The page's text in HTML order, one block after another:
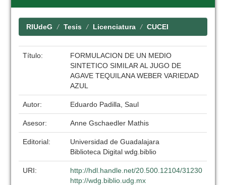
RIUdeG Tesis Licenciatura CUCEI
Título:
FORMULACION DE UN MEDIO
SINTETICO SIMILAR AL JUGO DE
AGAVE TEQUILANA WEBER VARIEDAD
AZUL
Autor: Eduardo Padilla, Saul
Asesor: Anne Gschaedler Mathis
Editorial:
Universidad de Guadalajara
Biblioteca Digital wdg.biblio
URI:
http://hdl.handle.net/20.500.12104/31230
http://wdg.biblio.udg.mx